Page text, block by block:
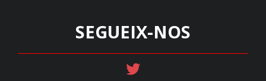
SEGUEIX-NOS